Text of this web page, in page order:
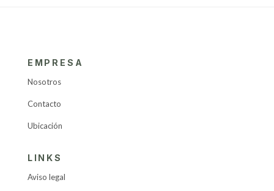
EMPRESA
Nosotros
Contacto
Ubicación
LINKS
Aviso legal